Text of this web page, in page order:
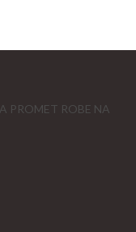
PROMET ROBE NA